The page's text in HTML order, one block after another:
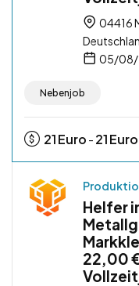
04416
05/
Nebenjob
21Euro - 21Euro
Helfer
22,00